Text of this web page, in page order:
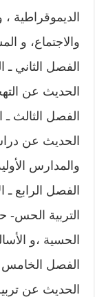
الديموقراطية
والاجتماع، و
الفصل الثاني ـ
الحديث عن
الفصل الثالث
الحديث عن
والمدارس
الفصل الرابع
التربية الحس-
الحسية ،و
الفصل
الحديث عن